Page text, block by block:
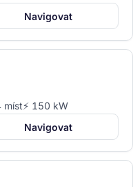
Navigovat
míst⚡ 150 kW
Navigovat